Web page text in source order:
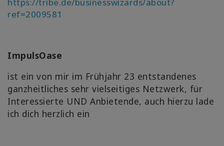
ref=2009581
ImpulsOase
ist ein von mir im Frühjahr 23 entstandenes
ganzheitliches sehr vielseitiges Netzwerk, für
Interessierte UND Anbietende, auch hierzu lade
ich dich herzlich ein